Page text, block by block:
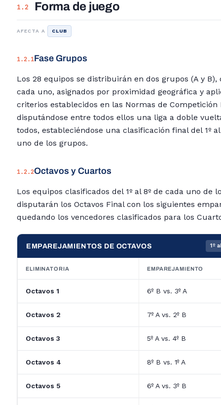
1.2 Forma de juego
AFECTA A CLUB
1.2.1Fase Grupos
Los 28 equipos se distribuirán en dos grupos (A y B),
cada uno, asignados por proximidad geográfica y
criterios establecidos en las Normas de Competición
disputándose entre todos ellos una liga a doble
todos, estableciéndose una clasificación final del 1º
uno de los grupos.
1.2.2Octavos y Cuartos
Los equipos clasificados del 1º al 8º de cada uno de
disputarán los Octavos Final con los siguientes
quedando los vencedores clasificados para los
EMPAREJAMIENTOS DE OCTAVOS 1º
ELIMINATORIA EMPAREJAMIENTO
Octavos 1 6º B vs. 3º A
Octavos 2 7º A vs. 2º B
Octavos 3 5º A vs. 4º B
Octavos 4 8º B vs. 1º A
Octavos 5 6º A vs. 3º B